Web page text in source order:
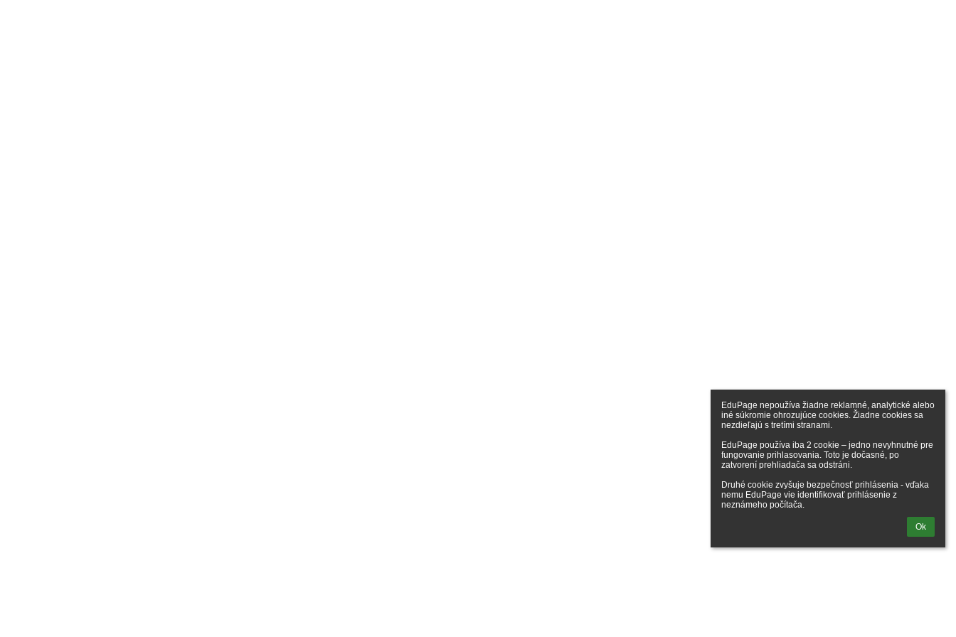
EduPage nepoužíva žiadne reklamné, analytické alebo
iné súkromie ohrozujúce cookies. Žiadne cookies sa
nezdieľajú s tretími stranami.
EduPage používa iba 2 cookie – jedno nevyhnutné pre
fungovanie prihlasovania. Toto je dočasné, po
zatvorení prehliadača sa odstráni.
Druhé cookie zvyšuje bezpečnosť prihlásenia - vďaka
nemu EduPage vie identifikovať prihlásenie z
neznámeho počítača.
Ok